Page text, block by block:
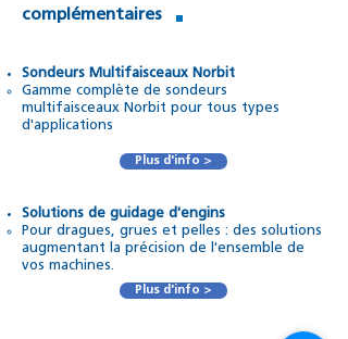
complémentaires
Plus d'info >
Sondeurs Multifaisceaux Norbit
Gamme complète de sondeurs
multifaisceaux Norbit pour tous types
d'applications
Solutions de guidage d'engins
Pour dragues, grues et pelles : des solutions
augmentant la précision de l'ensemble de
vos machines.
Plus d'info >